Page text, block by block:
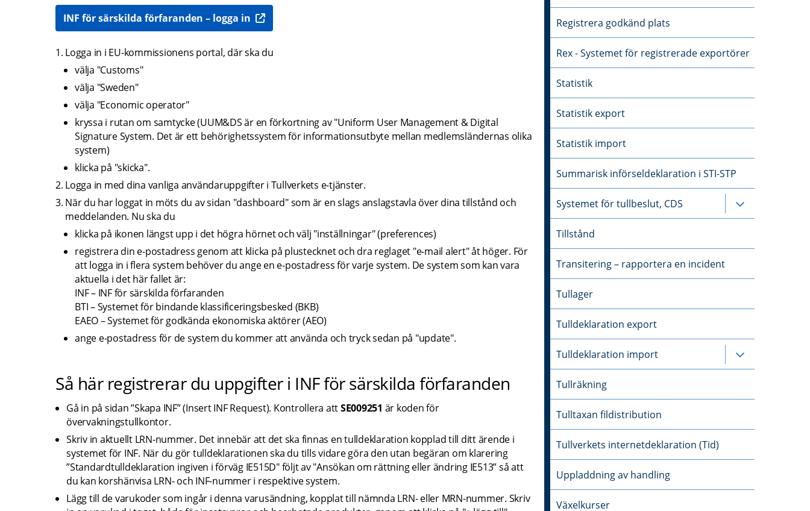
INF för särskilda förfaranden – logga in
Logga in i EU-kommissionens portal, där ska du
välja "Customs"
välja "Sweden"
välja "Economic operator"
kryssa i rutan om samtycke (UUM&DS är en förkortning av "Uniform User Management & Digital
Signature System. Det är ett behörighetssystem för informationsutbyte mellan medlemsländernas olika
system)
klicka på "skicka".
Logga in med dina vanliga användaruppgifter i Tullverkets e-tjänster.
När du har loggat in möts du av sidan "dashboard" som är en slags anslagstavla över dina tillstånd och
meddelanden. Nu ska du
klicka på ikonen längst upp i det högra hörnet och välj "inställningar" (preferences)
registrera din e-postadress genom att klicka på plustecknet och dra reglaget "e-mail alert" åt höger. För
att logga in i flera system behöver du ange en e-postadress för varje system. De system som kan vara
aktuella i det här fallet är:
INF – INF för särskilda förfaranden
BTI – Systemet för bindande klassificeringsbesked (BKB)
EAEO – Systemet för godkända ekonomiska aktörer (AEO)
ange e-postadress för de system du kommer att använda och tryck sedan på "update".
Så här registrerar du uppgifter i INF för särskilda förfaranden
Gå in på sidan ”Skapa INF” (Insert INF Request). Kontrollera att SE009251 är koden för
övervakningstullkontor.
Skriv in aktuellt LRN-nummer. Det innebär att det ska finnas en tulldeklaration kopplad till ditt ärende i
systemet för INF. När du gör tulldeklarationen ska du tills vidare göra den utan begäran om klarering
”Standardtulldeklaration ingiven i förväg IE515D" följt av "Ansökan om rättning eller ändring IE513” så att
du kan korshänvisa LRN- och INF-nummer i respektive system.
Lägg till de varukoder som ingår i denna varusändning, kopplat till nämnda LRN- eller MRN-nummer. Skriv
Registrera godkänd plats
Rex - Systemet för registrerade exportörer
Statistik
Statistik export
Statistik import
Summarisk införseldeklaration i STI-STP
Systemet för tullbeslut, CDS
Tillstånd
Transitering – rapportera en incident
Tullager
Tulldeklaration export
Tulldeklaration import
Tullräkning
Tulltaxan fildistribution
Tullverkets internetdeklaration (Tid)
Uppladdning av handling
Växelkurser